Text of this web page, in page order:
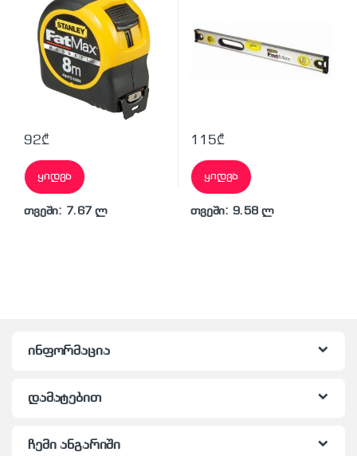
92₾
ყიდვა
თვეში: 7.67 ლ
115₾
ყიდვა
თვეში: 9.58 ლ
ინფორმაცია
დამატებით
ჩემი ანგარიში